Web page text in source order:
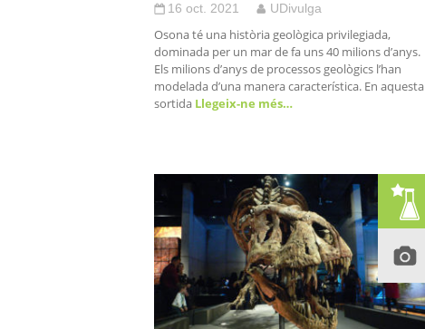
16 oct. 2021 UDivulga
Osona té una història geològica privilegiada,
dominada per un mar de fa uns 40 milions d’anys.
Els milions d’anys de processos geològics l’han
modelada d’una manera característica. En aquesta
sortida Llegeix-ne més…